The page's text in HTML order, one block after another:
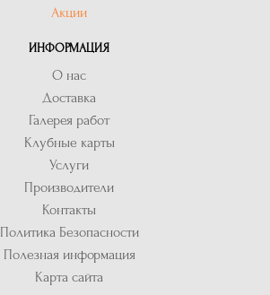
Акции
ИНФОРМАЦИЯ
О нас
Доставка
Галерея работ
Клубные карты
Услуги
Производители
Контакты
Политика Безопасности
Полезная информация
Карта сайта